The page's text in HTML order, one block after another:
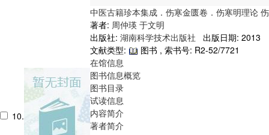
10.
中医古籍珍本集成．伤寒金匮卷．伤寒明理论
著者: 周仲瑛 于文明
出版社: 湖南科学技术出版社
出版日期: 2013
文献类型:
图书 , 索书号: R2-52/7721
在馆信息
图书信息概览
图书目录
试读信息
内容简介
著者简介